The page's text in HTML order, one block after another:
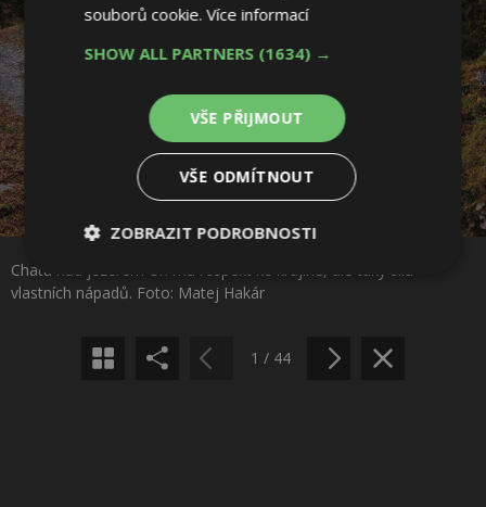
Chata nad jezerem Uri má respekt ke krajině, ale taky sílu
vlastních nápadů. Foto: Matej Hakár
Sdílet na Pinterestu
1 / 44
souborů cookie.Více informací
SHOW ALL PARTNERS (1634) →
VŠE PŘIJMOUT
VŠE ODMÍTNOUT
ZOBRAZIT PODROBNOSTI
Nezbytně
nutné
Výkonové
soubory
Soubory